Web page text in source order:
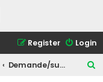
Login
Register
Demande/suggestion de fonctionnalité